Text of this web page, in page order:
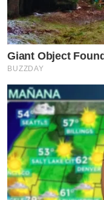
Giant Object
BUZZDAY